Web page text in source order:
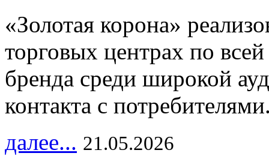
«Золотая корона»
торговых центрах по
бренда среди широкой
контакта с
далее... 21.05.2026